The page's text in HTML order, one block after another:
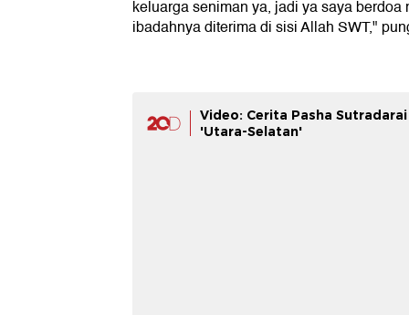
keluarga seniman ya, jadi ya saya berdoa
ibadahnya diterima di sisi Allah SWT,"
Video: Cerita Pasha
'Utara-Selatan'